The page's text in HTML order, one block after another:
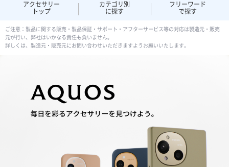
アクセサリー
トップ
カテゴリ別
に探す
フリーワード
で探す
ご注意：製品に関する販売・製品保証・サポート・アフターサービス等の対応は製造元・販売
元が行い、弊社はいかなる責任も負いません。
詳しくは、製造元・販売元にお問い合わせいただきますようお願いいたします。